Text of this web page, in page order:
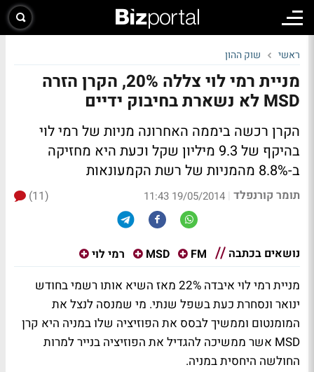
ראשי שוק ההון
מניית רמי לוי צללה 20%, הקרן הזרה
MSD לא נשארת בחיבוק ידיים
הקרן רכשה ביממה האחרונה מניות של רמי לוי
בהיקף של 9.3 מיליון שקל וכעת היא מחזיקה
ב-8.8% מהמניות של רשת הקמעונאות
תומר קורנפלד |
19/05/2014 11:43
(11)
נושאים בכתבה FM
MSD רמי לוי
מניית רמי לוי איבדה 22% מאז השיא אותו רשמי בחודש
ינואר ונסחרת כעת בשפל שנתי. מי שמנסה לנצל את
המומנטום וממשיך לבסס את הפוזיציה שלו במניה היא קרן
MSD אשר ממשיכה להגדיל את הפוזיציה בנייר למרות
החולשה היחסית במניה.